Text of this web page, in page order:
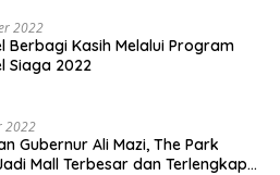
2022
Berbagi Kasih Melalui Program
Siaga 2022
2022
Gubernur Ali Mazi, The Park
Mall Terbesar dan Terlengkap